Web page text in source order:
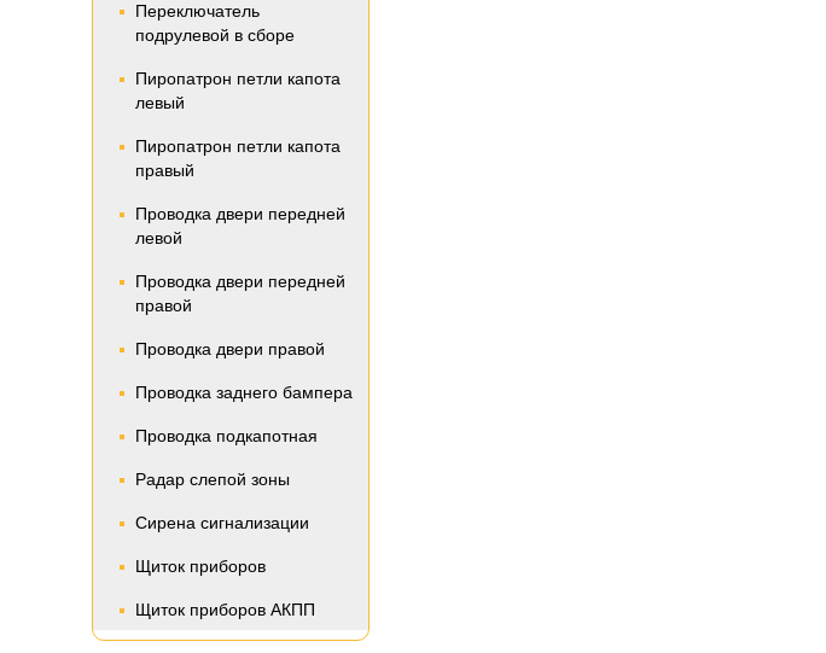
Переключатель
подрулевой в сборе
Пиропатрон петли капота
левый
Пиропатрон петли капота
правый
Проводка двери передней
левой
Проводка двери передней
правой
Проводка двери правой
Проводка заднего бампера
Проводка подкапотная
Радар слепой зоны
Сирена сигнализации
Щиток приборов
Щиток приборов АКПП